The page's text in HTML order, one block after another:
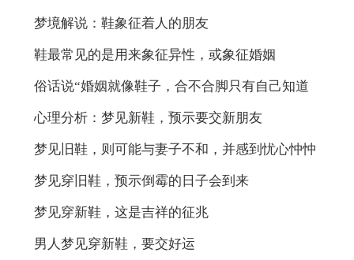
梦境解说：鞋象征着人的朋友
鞋最常见的是用来象征异性，或象征婚姻
俗话说“婚姻就像鞋子，合不合脚只有自己知道
心理分析：梦见新鞋，预示要交新朋友
梦见旧鞋，则可能与妻子不和，并感到忧心忡忡
梦见穿旧鞋，预示倒霉的日子会到来
梦见穿新鞋，这是吉祥的征兆
男人梦见穿新鞋，要交好运